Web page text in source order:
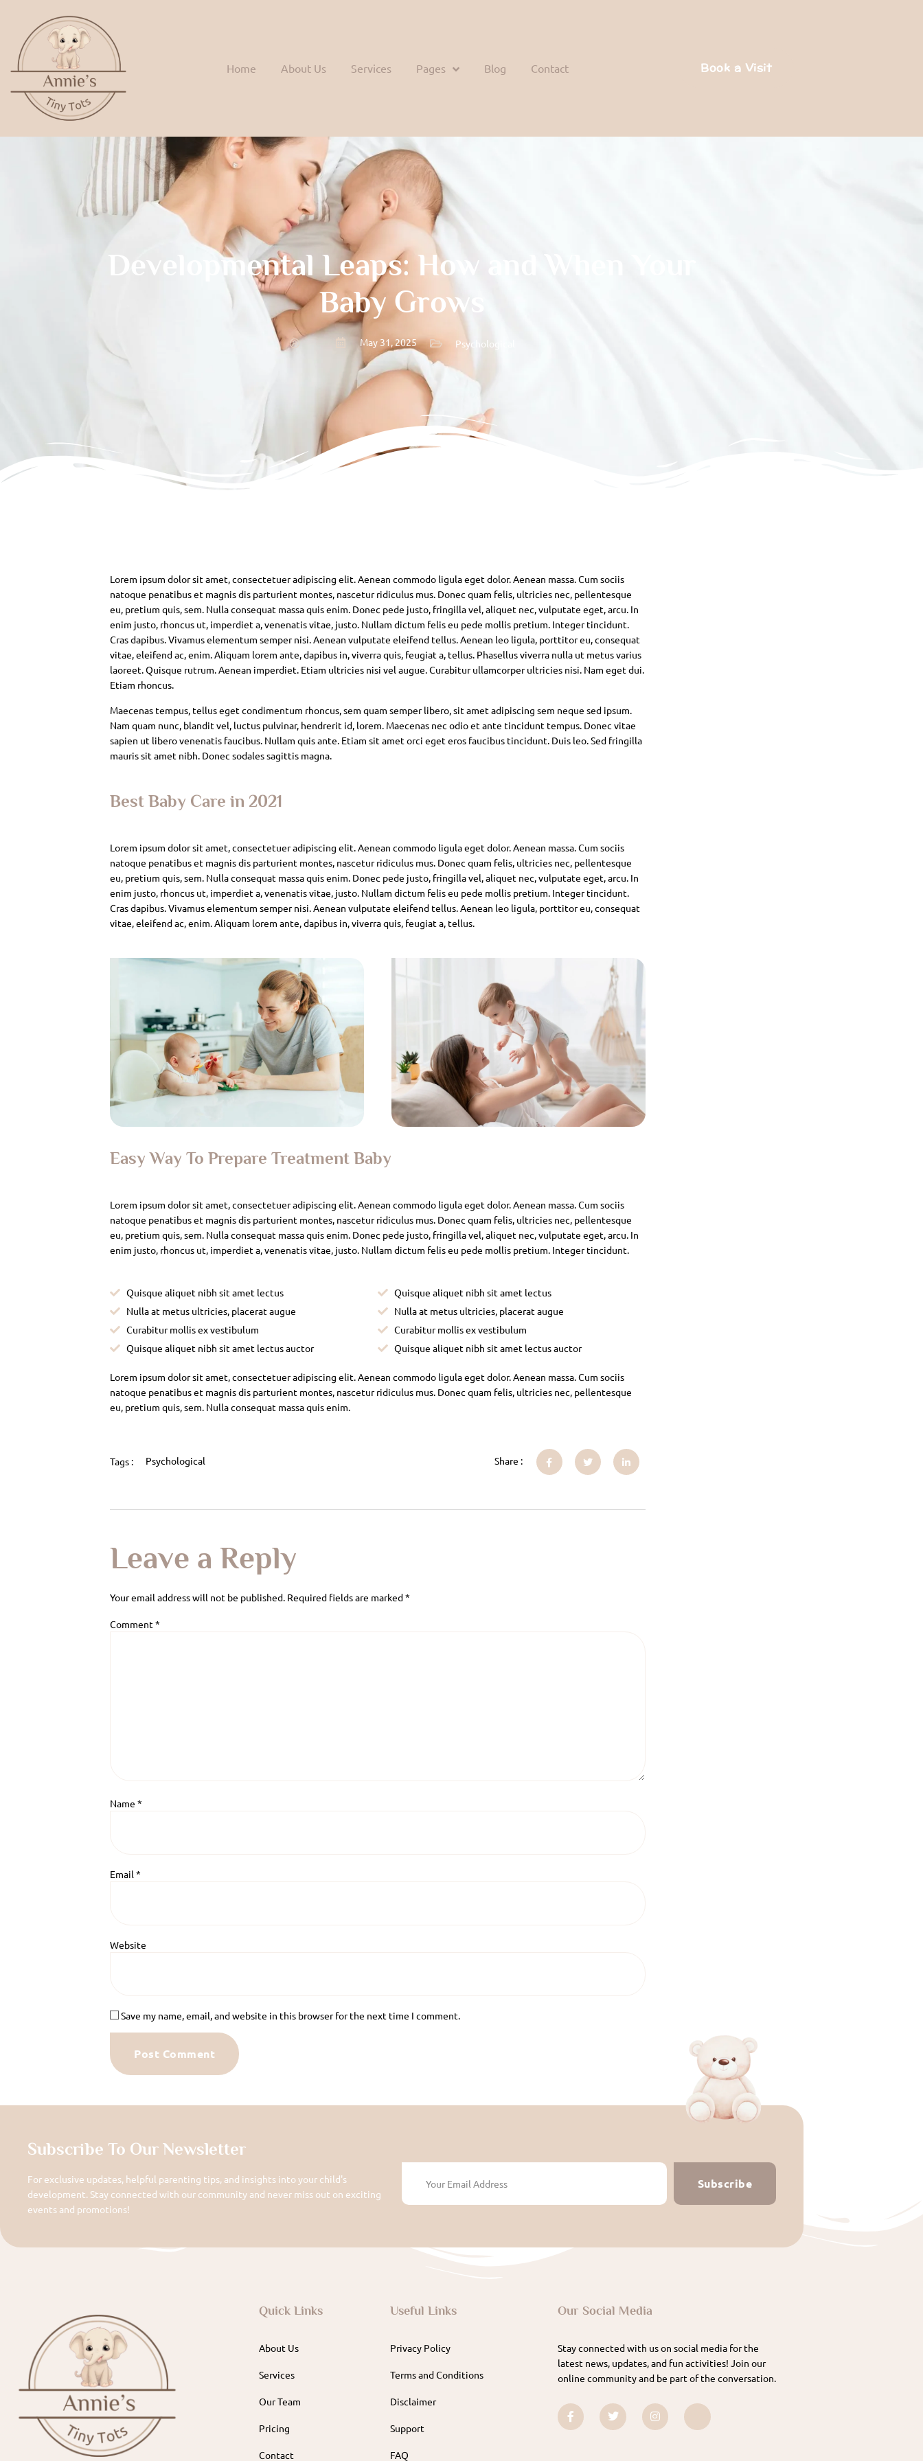
Home About Us Services Pages Blog Contact Book a Visit
Developmental Leaps: How and When Your
Baby Grows
May 31, 2025 Psychological
Lorem ipsum dolor sit amet, consectetuer adipiscing elit. Aenean commodo ligula eget dolor. Aenean massa. Cum sociis
natoque penatibus et magnis dis parturient montes, nascetur ridiculus mus. Donec quam felis, ultricies nec, pellentesque
eu, pretium quis, sem. Nulla consequat massa quis enim. Donec pede justo, fringilla vel, aliquet nec, vulputate eget, arcu. In
enim justo, rhoncus ut, imperdiet a, venenatis vitae, justo. Nullam dictum felis eu pede mollis pretium. Integer tincidunt.
Cras dapibus. Vivamus elementum semper nisi. Aenean vulputate eleifend tellus. Aenean leo ligula, porttitor eu, consequat
vitae, eleifend ac, enim. Aliquam lorem ante, dapibus in, viverra quis, feugiat a, tellus. Phasellus viverra nulla ut metus varius
laoreet. Quisque rutrum. Aenean imperdiet. Etiam ultricies nisi vel augue. Curabitur ullamcorper ultricies nisi. Nam eget dui.
Etiam rhoncus.
Maecenas tempus, tellus eget condimentum rhoncus, sem quam semper libero, sit amet adipiscing sem neque sed ipsum.
Nam quam nunc, blandit vel, luctus pulvinar, hendrerit id, lorem. Maecenas nec odio et ante tincidunt tempus. Donec vitae
sapien ut libero venenatis faucibus. Nullam quis ante. Etiam sit amet orci eget eros faucibus tincidunt. Duis leo. Sed fringilla
mauris sit amet nibh. Donec sodales sagittis magna.
Best Baby Care in 2021
Lorem ipsum dolor sit amet, consectetuer adipiscing elit. Aenean commodo ligula eget dolor. Aenean massa. Cum sociis
natoque penatibus et magnis dis parturient montes, nascetur ridiculus mus. Donec quam felis, ultricies nec, pellentesque
eu, pretium quis, sem. Nulla consequat massa quis enim. Donec pede justo, fringilla vel, aliquet nec, vulputate eget, arcu. In
enim justo, rhoncus ut, imperdiet a, venenatis vitae, justo. Nullam dictum felis eu pede mollis pretium. Integer tincidunt.
Cras dapibus. Vivamus elementum semper nisi. Aenean vulputate eleifend tellus. Aenean leo ligula, porttitor eu, consequat
vitae, eleifend ac, enim. Aliquam lorem ante, dapibus in, viverra quis, feugiat a, tellus.
Easy Way To Prepare Treatment Baby
Lorem ipsum dolor sit amet, consectetuer adipiscing elit. Aenean commodo ligula eget dolor. Aenean massa. Cum sociis
natoque penatibus et magnis dis parturient montes, nascetur ridiculus mus. Donec quam felis, ultricies nec, pellentesque
eu, pretium quis, sem. Nulla consequat massa quis enim. Donec pede justo, fringilla vel, aliquet nec, vulputate eget, arcu. In
enim justo, rhoncus ut, imperdiet a, venenatis vitae, justo. Nullam dictum felis eu pede mollis pretium. Integer tincidunt.
Quisque aliquet nibh sit amet lectus
Nulla at metus ultricies, placerat augue
Curabitur mollis ex vestibulum
Quisque aliquet nibh sit amet lectus auctor
Quisque aliquet nibh sit amet lectus
Nulla at metus ultricies, placerat augue
Curabitur mollis ex vestibulum
Quisque aliquet nibh sit amet lectus auctor
Lorem ipsum dolor sit amet, consectetuer adipiscing elit. Aenean commodo ligula eget dolor. Aenean massa. Cum sociis
natoque penatibus et magnis dis parturient montes, nascetur ridiculus mus. Donec quam felis, ultricies nec, pellentesque
eu, pretium quis, sem. Nulla consequat massa quis enim.
Tags : Psychological Share :
Leave a Reply
Your email address will not be published. Required fields are marked*
Comment*
Name *
Email *
Website
Save my name, email, and website in this browser for the next time I comment.
Subscribe To Our Newsletter
For exclusive updates, helpful parenting tips, and insights into your child's
development. Stay connected with our community and never miss out on exciting
events and promotions!
Subscribe
Quick Links
About Us
Services
Our Team
Pricing
Contact
Useful Links
Privacy Policy
Terms and Conditions
Disclaimer
Support
FAQ
Our Social Media
Stay connected with us on social media for the
latest news, updates, and fun activities! Join our
online community and be part of the conversation.